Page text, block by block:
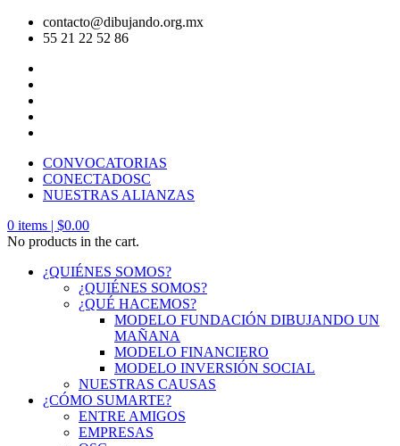
contacto@dibujando.org.mx
55 21 22 52 86
CONVOCATORIAS
CONECTADOSC
NUESTRAS ALIANZAS
0 items | $0.00
No products in the cart.
¿QUIÉNES SOMOS?
¿QUIÉNES SOMOS?
¿QUÉ HACEMOS?
MODELO FUNDACIÓN DIBUJANDO UN
MAÑANA
MODELO FINANCIERO
MODELO INVERSIÓN SOCIAL
NUESTRAS CAUSAS
¿CÓMO SUMARTE?
ENTRE AMIGOS
EMPRESAS